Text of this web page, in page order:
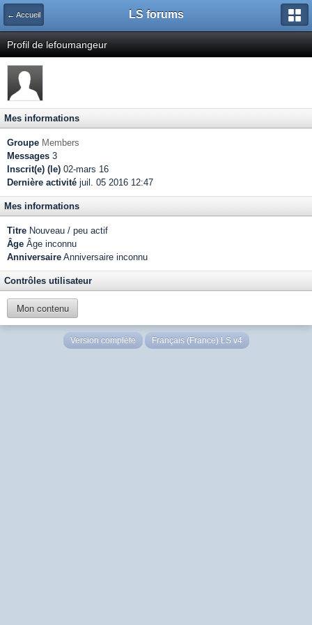
← Accueil LS forums
Profil de lefoumangeur
Mes informations
Groupe Members
Messages 3
Inscrit(e) (le) 02-mars 16
Dernière activité juil. 05 2016 12:47
Mes informations
Titre Nouveau / peu actif
Âge Âge inconnu
Anniversaire Anniversaire inconnu
Contrôles utilisateur
Mon contenu
Version complète Français (France) LS v4